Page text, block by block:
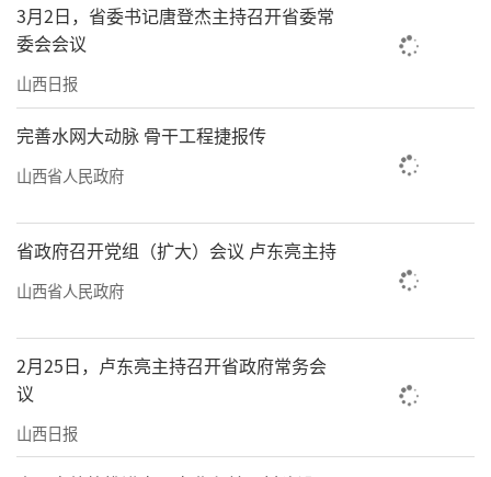
3月2日，省委书记唐登杰主持召开省委常
委会会议
山西日报
完善水网大动脉 骨干工程捷报传
山西省人民政府
省政府召开党组（扩大）会议 卢东亮主持
山西省人民政府
2月25日，卢东亮主持召开省政府常务会
议
山西日报